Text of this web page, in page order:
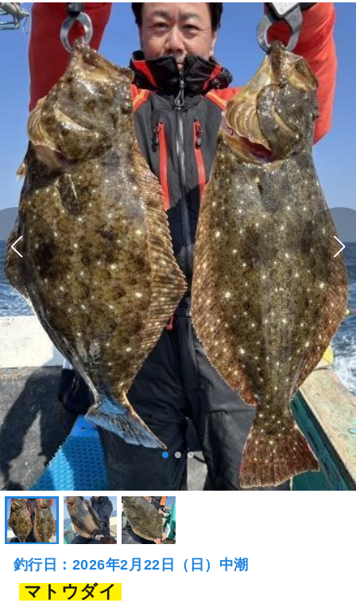
釣行日：2026年2月22日（日）中潮
マトウダイ